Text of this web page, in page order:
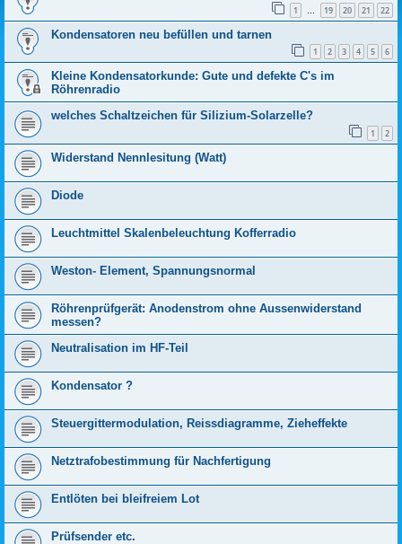
1 … 19 20 21 22
Kondensatoren neu befüllen und tarnen
1 2 3 4 5 6
Kleine Kondensatorkunde: Gute und defekte C's im
Röhrenradio
welches Schaltzeichen für Silizium-Solarzelle?
1 2
Widerstand Nennlesitung (Watt)
Diode
Leuchtmittel Skalenbeleuchtung Kofferradio
Weston- Element, Spannungsnormal
Röhrenprüfgerät: Anodenstrom ohne Aussenwiderstand
messen?
Neutralisation im HF-Teil
Kondensator ?
Steuergittermodulation, Reissdiagramme, Zieheffekte
Netztrafobestimmung für Nachfertigung
Entlöten bei bleifreiem Lot
Prüfsender etc.